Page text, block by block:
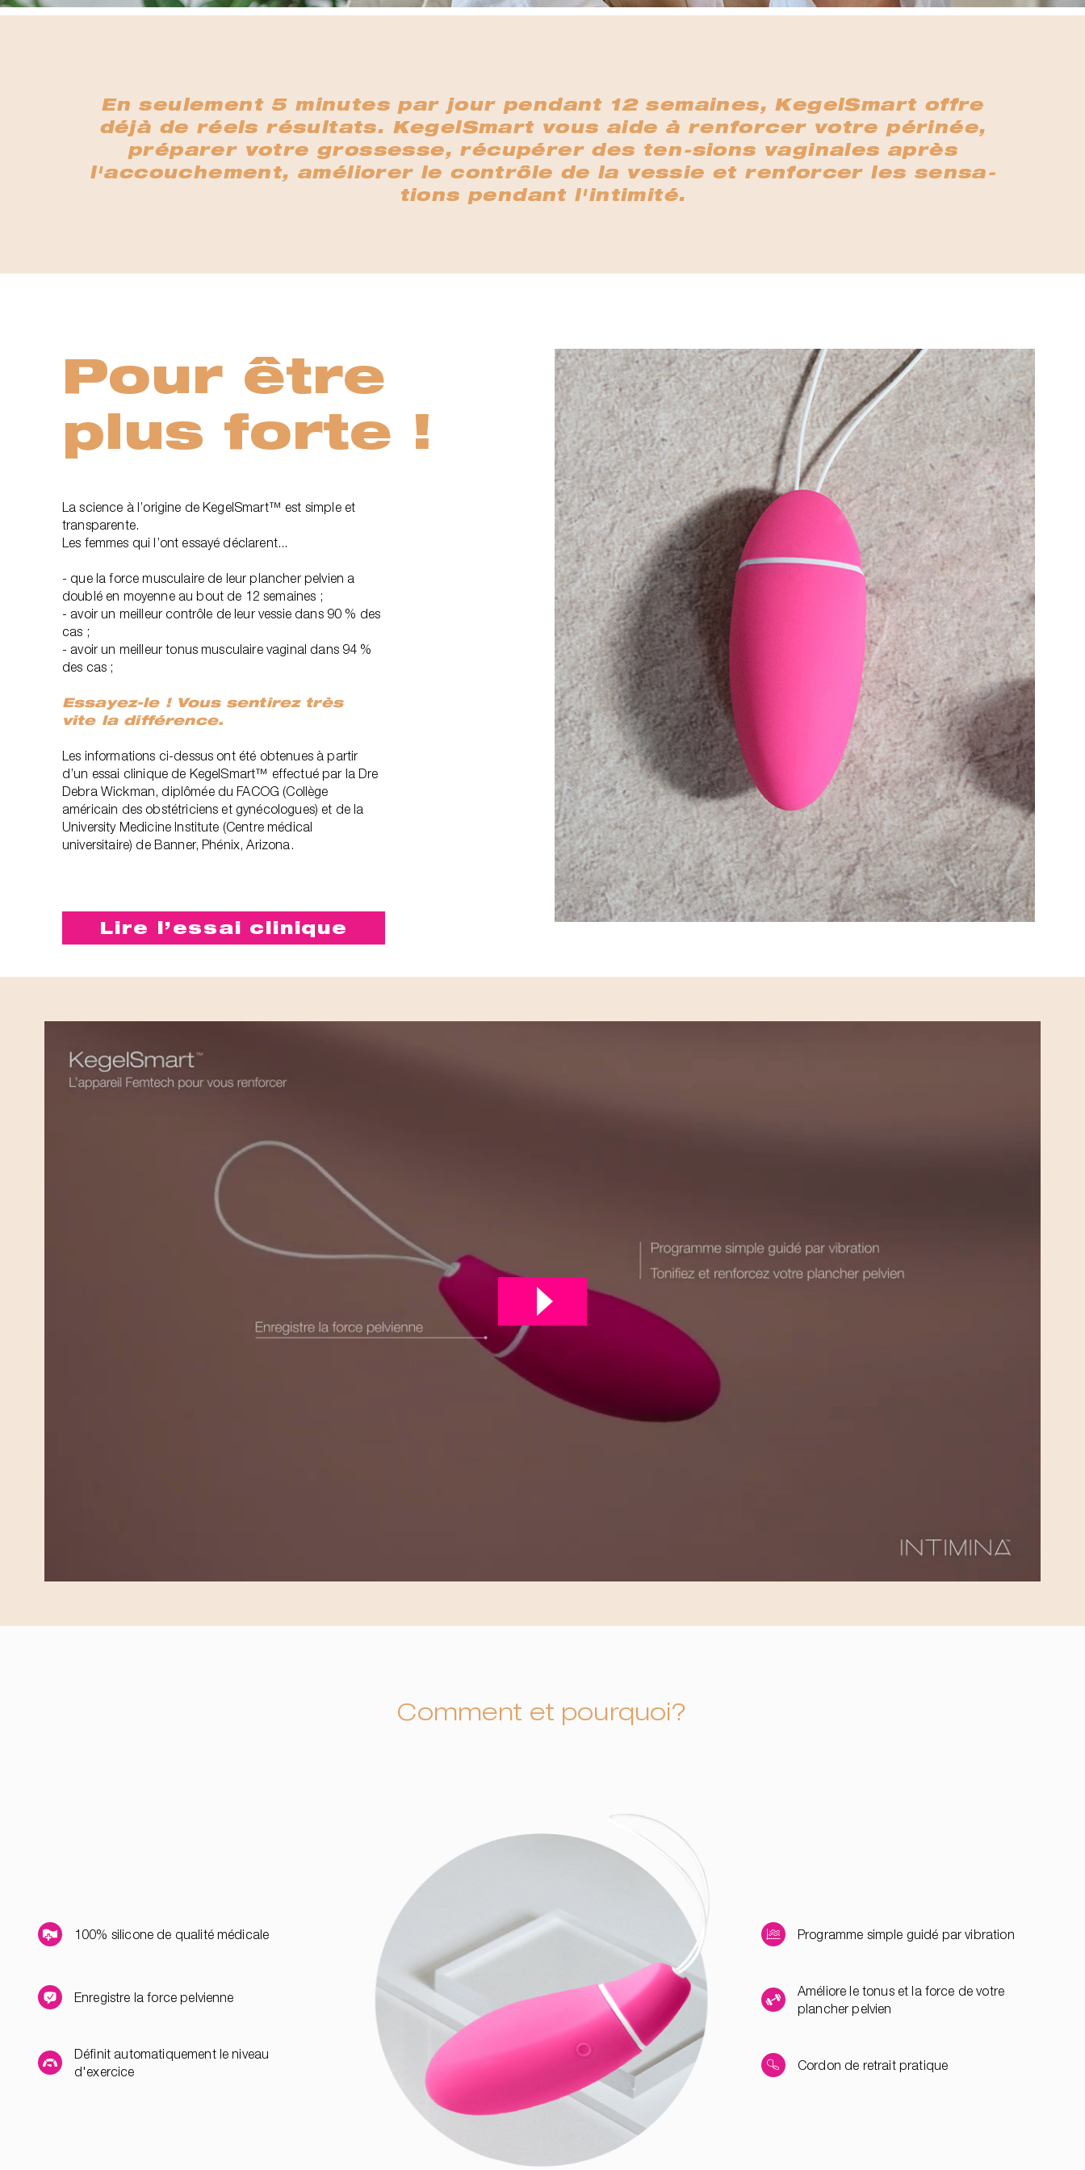
En seulement 5 minutes par jour pendant 12 semaines, KegelSmart offre
déjà de réels résultats. KegelSmart vous aide à renforcer votre périnée,
préparer votre grossesse, récupérer des ten-sions vaginales après
l'accouchement, améliorer le contrôle de la vessie et renforcer les sensa-
tions pendant l'intimité.
Pour être
plus forte !
La science à l’origine de KegelSmart™ est simple et
transparente.
Les femmes qui l’ont essayé déclarent...
- que la force musculaire de leur plancher pelvien a
doublé en moyenne au bout de 12 semaines ;
- avoir un meilleur contrôle de leur vessie dans 90 % des
cas ;
- avoir un meilleur tonus musculaire vaginal dans 94 %
des cas ;
Essayez-le ! Vous sentirez très
vite la différence.
Les informations ci-dessus ont été obtenues à partir
d’un essai clinique de KegelSmart™ effectué par la Dre
Debra Wickman, diplômée du FACOG (Collège
américain des obstétriciens et gynécologues) et de la
University Medicine Institute (Centre médical
universitaire) de Banner, Phénix, Arizona.‎
Lire l’essai clinique
Comment et pourquoi?
100% silicone de qualité médicale
Enregistre la force pelvienne
Définit automatiquement le niveau
d'exercice
Programme simple guidé par vibration
Améliore le tonus et la force de votre
plancher pelvien
Cordon de retrait pratique